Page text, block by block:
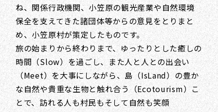
ね、関係行政機関、小笠原の観光産業や自然環境
保全を支えてきた諸団体等からの意見をとりまと
め、小笠原村が策定したものです。
旅の始まりから終わりまで、ゆったりとした癒しの
時間（Slow）を過ごし、また人と人との出会い
（Meet）を大事にしながら、島（IsLand）の豊か
な自然や貴重な生物と触れ合う（Ecotourism）こ
とで、訪れる人も村民もそして自然も笑顔